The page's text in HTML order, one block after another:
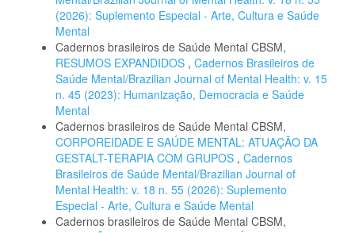
(2026): Suplemento Especial - Arte, Cultura e Saúde
Mental
Cadernos brasileiros de Saúde Mental CBSM,
RESUMOS EXPANDIDOS , Cadernos Brasileiros de
Saúde Mental/Brazilian Journal of Mental Health: v. 15
n. 45 (2023): Humanização, Democracia e Saúde
Mental
Cadernos brasileiros de Saúde Mental CBSM,
CORPOREIDADE E SAÚDE MENTAL: ATUAÇÃO DA
GESTALT-TERAPIA COM GRUPOS , Cadernos
Brasileiros de Saúde Mental/Brazilian Journal of
Mental Health: v. 18 n. 55 (2026): Suplemento
Especial - Arte, Cultura e Saúde Mental
Cadernos brasileiros de Saúde Mental CBSM,